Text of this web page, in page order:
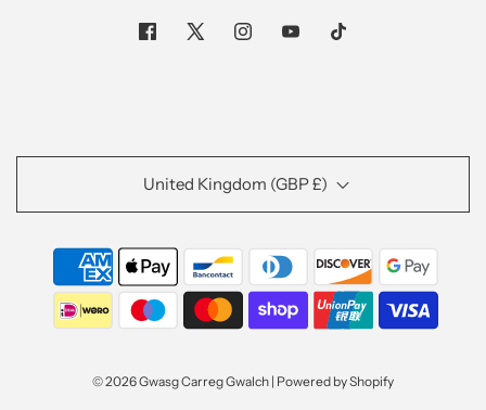
United Kingdom (GBP £)
© 2026 Gwasg Carreg Gwalch | Powered by Shopify